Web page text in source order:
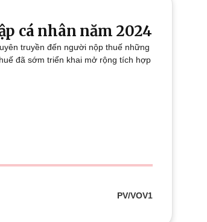
Công nghệ
Đọc truyện đêm khuya
Kể chuyện cho bé
cá nhân năm 2024
truyền đến người nộp thuế những
đã sớm triển khai mở rộng tích hợp
PV/VOV1